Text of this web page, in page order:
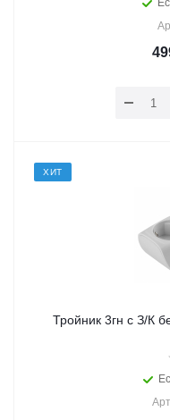
ХИТ
Тройник 3гн c З/К